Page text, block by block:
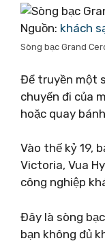
Nguồn: khách
Sòng bạc Grand
Để truyền một
chuyến đi của
hoặc quay
Vào thế kỷ 19,
Victoria, Vua
công nghiệp
Đây là sòng
bạn không đủ